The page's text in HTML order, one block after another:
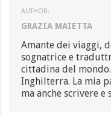
AUTHOR:
GRAZIA MAIETTA
Amante dei viaggi,
sognatrice e
cittadina del
Inghilterra. La mia
ma anche scrivere